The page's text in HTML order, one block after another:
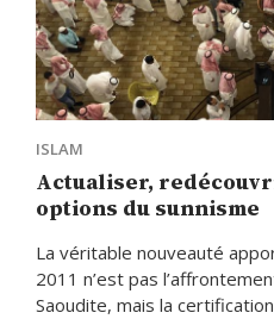
ISLAM
Actualiser,
options du sunnisme
La véritable nouveauté
2011 n’est pas
Saoudite, mais la